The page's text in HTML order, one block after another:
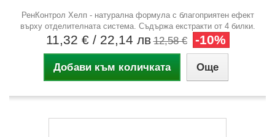
РенКонтрол Хелп - натурална формула с благоприятен ефект
върху отделителната система. Съдържа екстракти от 4 билки.
11,32 € / 22,14 лв 12,58 € -10%
Добави към количката Още